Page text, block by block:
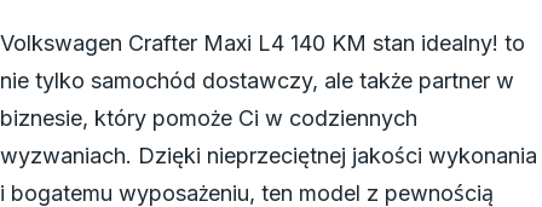
Volkswagen Crafter Maxi L4 140 KM stan idealny! to
nie tylko samochód dostawczy, ale także partner w
biznesie, który pomoże Ci w codziennych
wyzwaniach. Dzięki nieprzeciętnej jakości wykonania
i bogatemu wyposażeniu, ten model z pewnością